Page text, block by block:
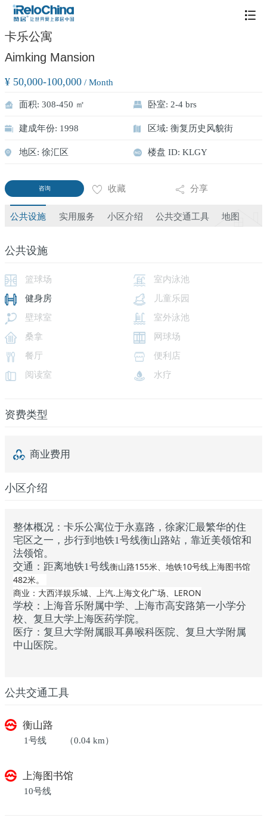
卡乐公寓
Aimking Mansion
¥ 50,000-100,000 / Month
面积: 308-450 ㎡ 卧室: 2-4 brs
建成年份: 1998 区域: 衡复历史风貌街
地区: 徐汇区 楼盘 ID: KLGY
咨询 收藏 分享
公共设施 实用服务 小区介绍 公共交通工具 地图
公共设施
篮球场
室内泳池
健身房
儿童乐园
壁球室
室外泳池
桑拿
网球场
餐厅
便利店
阅读室
水疗
资费类型
商业费用
小区介绍
整体概况：卡乐公寓位于永嘉路，徐家汇最繁华的住
宅区之一，步行到地铁1号线衡山路站，靠近美领馆和
法领馆。
交通：距离地铁1号线衡山路155米、地铁10号线上海图书馆
482米。
商业：大西洋娱乐城、上汽.上海文化广场、LERON
学校：上海音乐附属中学、上海市高安路第一小学分
校、复旦大学上海医药学院。
医疗：复旦大学附属眼耳鼻喉科医院、复旦大学附属
中山医院。
公共交通工具
衡山路
1号线 （0.04 km）
上海图书馆
10号线